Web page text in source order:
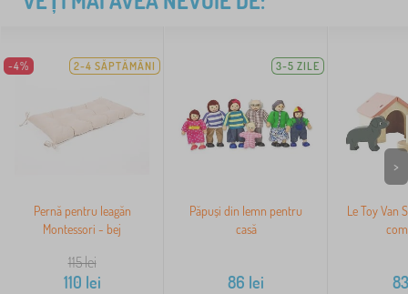
-4% 2-4 SĂPTĂMÂNI
Pernă pentru leagăn
Montessori - bej
115lei
110 lei
3-5 ZILE
Păpuși din lemn pentru
casă
86 lei
Le Toy Van
83
>